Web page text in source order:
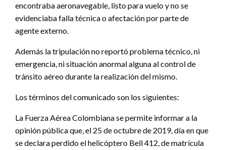
encontraba aeronavegable, listo para vuelo y no se
evidenciaba falla técnica o afectación por parte de
agente externo.
Además la tripulación no reportó problema técnico, ni
emergencia, ni situación anormal alguna al control de
tránsito aéreo durante la realización del mismo.
Los términos del comunicado son los siguientes:
La Fuerza Aérea Colombiana se permite informar a la
opinión pública que, el 25 de octubre de 2019, día en que
se declara perdido el helicóptero Bell 412, de matrícula